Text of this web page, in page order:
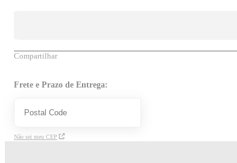
Compartilhar
Frete e Prazo de Entrega:
Não sei meu CEP